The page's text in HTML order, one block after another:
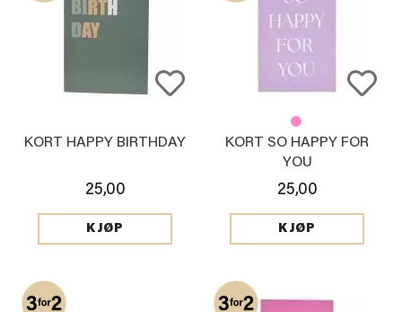
KORT HAPPY BIRTHDAY
25,00
KJØP
KORT SO HAPPY FOR
YOU
25,00
KJØP